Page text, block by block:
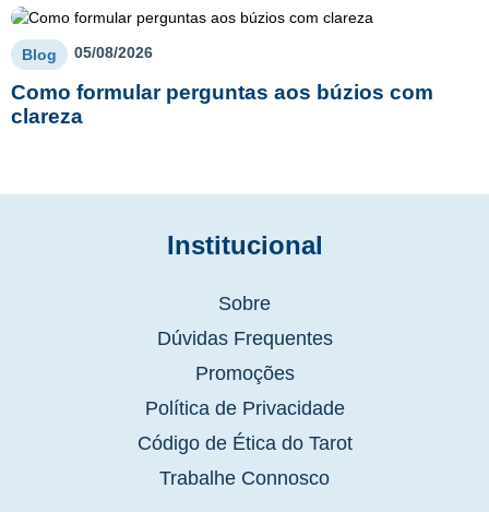
Blog 05/08/2026
Como formular perguntas aos búzios com
clareza
Institucional
Sobre
Dúvidas Frequentes
Promoções
Política de Privacidade
Código de Ética do Tarot
Trabalhe Connosco